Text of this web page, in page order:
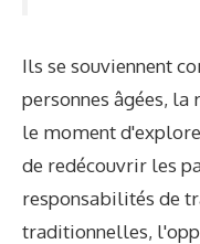
Ils se souviennent
personnes âgées,
le moment
de redécouvrir les
responsabilités de
traditionnelles,